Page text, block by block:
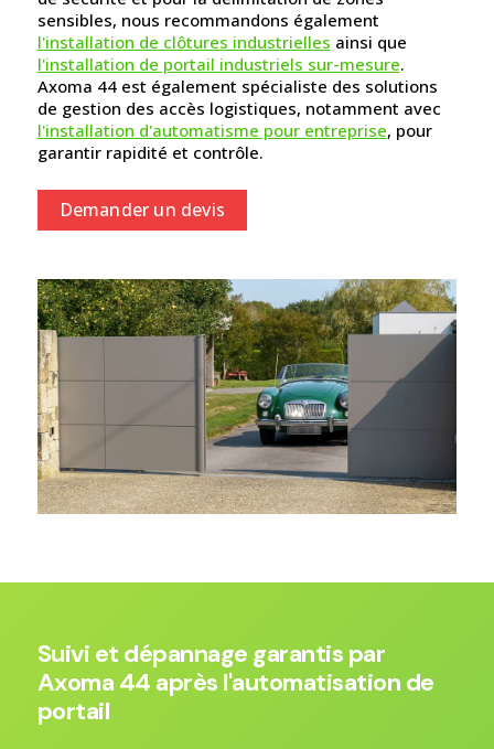
sensibles, nous recommandons également
l'installation de clôtures industrielles ainsi que
l'installation de portail industriels sur-mesure.
Axoma 44 est également spécialiste des solutions
de gestion des accès logistiques, notamment avec
l'installation d'automatisme pour entreprise, pour
garantir rapidité et contrôle.
Demander un devis
Suivi et dépannage garantis par
Axoma 44 après l'automatisation de
portail